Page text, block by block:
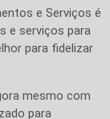
e Serviços é
e serviços para
para fidelizar
mesmo com
para